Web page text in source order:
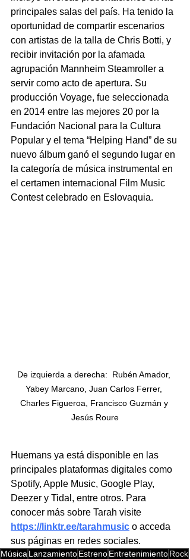
principales salas del país. Ha tenido la
oportunidad de compartir escenarios
con artistas de la talla de Chris Botti, y
recibir invitación por la afamada
agrupación Mannheim Steamroller a
servir como acto de apertura. Su
producción Voyage, fue seleccionada
en 2014 entre las mejores 20 por la
Fundación Nacional para la Cultura
Popular y el tema “Helping Hand” de su
nuevo álbum ganó el segundo lugar en
la categoría de música instrumental en
el certamen internacional Film Music
Contest celebrado en Eslovaquia.
De izquierda a derecha:  Rubén Amador,
Yabey Marcano, Juan Carlos Ferrer,
Charles Figueroa, Francisco Guzmán y
Jesús Roure
Huemans ya está disponible en las
principales plataformas digitales como
Spotify, Apple Music, Google Play,
Deezer y Tidal, entre otros. Para
conocer más sobre Tarah visite
https://linktr.ee/tarahmusic o acceda
sus páginas en redes sociales.
Música LanzamientoEstrenoEntretenimientoRock